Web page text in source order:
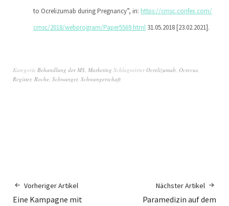
to Ocrelizumab during Pregnancy”, in: https://cmsc.confex.com/
cmsc/2018/webprogram/Paper5569.html 31.05.2018 [23.02.2021].
Kategorie Behandlung der MS, Marketing SchlagwörterOcrelizumab, Ocrevus,
Register, Roche, Schwanger, Schwangerschaft
Vorheriger Artikel
Eine Kampagne mit
Nächster Artikel
Paramedizin auf dem